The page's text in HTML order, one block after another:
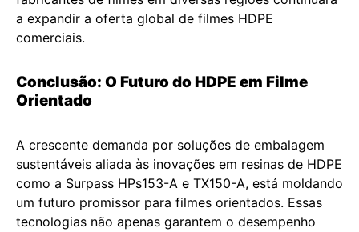
a expandir a oferta global de filmes HDPE
comerciais.
Conclusão: O Futuro do HDPE em Filme
Orientado
A crescente demanda por soluções de embalagem
sustentáveis aliada às inovações em resinas de HDPE
como a Surpass HPs153-A e TX150-A, está moldando
um futuro promissor para filmes orientados. Essas
tecnologias não apenas garantem o desempenho